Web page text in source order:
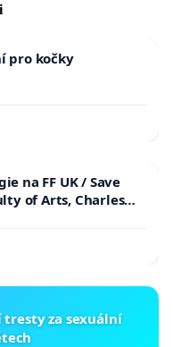
pro kočky
na FF UK / Save
of Arts, Charles
tresty za sexuální